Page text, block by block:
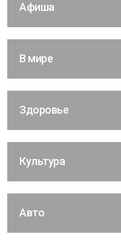
Афиша
В мире
Здоровье
Культура
Авто